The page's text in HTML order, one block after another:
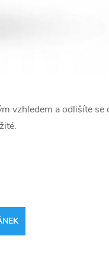
vzhledem a odlišíte se